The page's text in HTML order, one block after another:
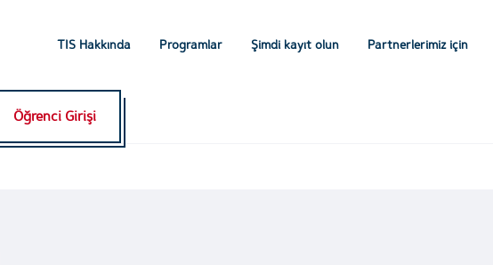
TIS Hakkında Programlar Şimdi kayıt olun Partnerlerimiz için
Öğrenci Girişi